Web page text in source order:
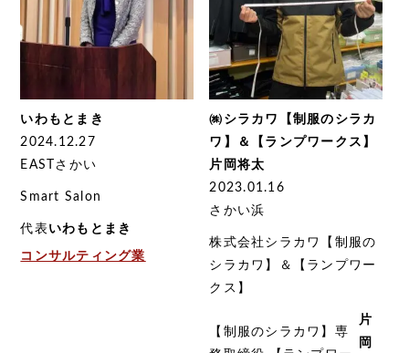
いわもとまき
2024.12.27
EASTさかい
Smart Salon
代表いわもとまき
コンサルティング業
㈱シラカワ【制服のシラカ
ワ】＆【ランプワークス】
片岡将太
2023.01.16
さかい浜
株式会社シラカワ【制服の
シラカワ】＆【ランプワー
クス】
【制服のシラカワ】専
片
岡